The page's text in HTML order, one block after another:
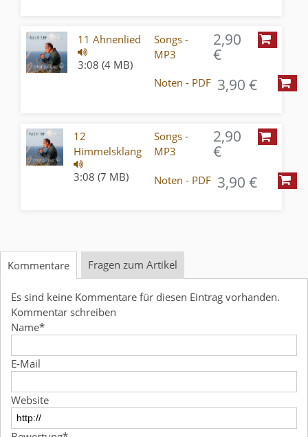
11 Ahnenlied
3:08 (4 MB)
Songs -
MP3
2,90
€
Noten - PDF 3,90 €
12
Himmelsklang
3:08 (7 MB)
Songs -
MP3
2,90
€
Noten - PDF 3,90 €
Kommentare Fragen zum Artikel
Es sind keine Kommentare für diesen Eintrag vorhanden.
Kommentar schreiben
Name*
E-Mail
Website